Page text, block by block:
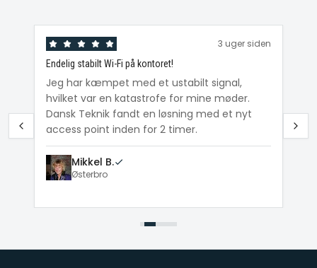
3 uger siden
Endelig stabilt Wi-Fi på kontoret!
Jeg har kæmpet med et ustabilt signal,
hvilket var en katastrofe for mine møder.
Dansk Teknik fandt en løsning med et nyt
access point inden for 2 timer.
Mikkel B.
Østerbro